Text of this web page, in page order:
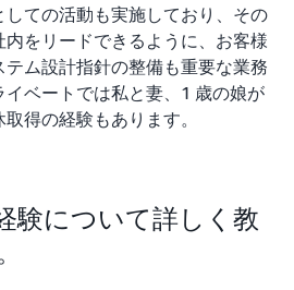
ての活動も実施しており、その
をリードできるように、お客様
ム設計指針の整備も重要な業務
イベートでは私と妻、1 歳の娘が
得の経験もあります。
験について詳しく教